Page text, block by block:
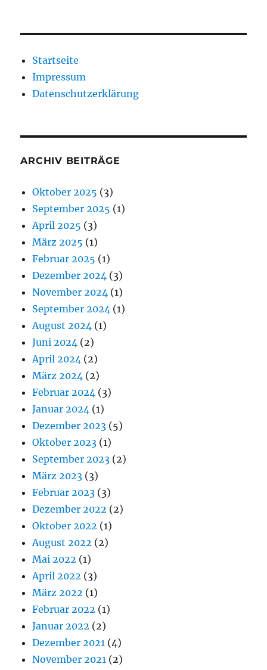
Startseite
Impressum
Datenschutzerklärung
ARCHIV BEITRÄGE
Oktober 2025 (3)
September 2025 (1)
April 2025 (3)
März 2025 (1)
Februar 2025 (1)
Dezember 2024 (3)
November 2024 (1)
September 2024 (1)
August 2024 (1)
Juni 2024 (2)
April 2024 (2)
März 2024 (2)
Februar 2024 (3)
Januar 2024 (1)
Dezember 2023 (5)
Oktober 2023 (1)
September 2023 (2)
März 2023 (3)
Februar 2023 (3)
Dezember 2022 (2)
Oktober 2022 (1)
August 2022 (2)
Mai 2022 (1)
April 2022 (3)
März 2022 (1)
Februar 2022 (1)
Januar 2022 (2)
Dezember 2021 (4)
November 2021 (2)